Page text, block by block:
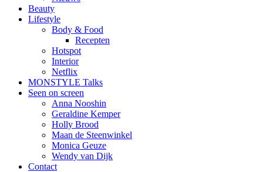
Beauty
Lifestyle
Body & Food
Recepten
Hotspot
Interior
Netflix
MONSTYLE Talks
Seen on screen
Anna Nooshin
Geraldine Kemper
Holly Brood
Maan de Steenwinkel
Monica Geuze
Wendy van Dijk
Contact